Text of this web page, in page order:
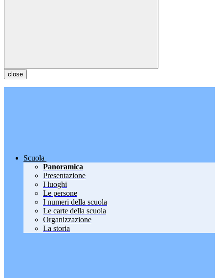
close
Scuola
Panoramica
Presentazione
I luoghi
Le persone
I numeri della scuola
Le carte della scuola
Organizzazione
La storia